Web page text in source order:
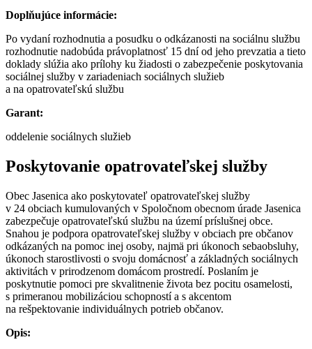
Doplňujúce informácie:
Po vydaní rozhodnutia a posudku o odkázanosti na sociálnu službu
rozhodnutie nadobúda právoplatnosť 15 dní od jeho prevzatia a tieto
doklady slúžia ako prílohy ku žiadosti o zabezpečenie poskytovania
sociálnej služby v zariadeniach sociálnych služieb
a na opatrovateľskú službu
Garant:
oddelenie sociálnych služieb
Poskytovanie opatrovateľskej služby
Obec Jasenica ako poskytovateľ opatrovateľskej služby
v 24 obciach kumulovaných v Spoločnom obecnom úrade Jasenica
zabezpečuje opatrovateľskú službu na území príslušnej obce.
Snahou je podpora opatrovateľskej služby v obciach pre občanov
odkázaných na pomoc inej osoby, najmä pri úkonoch sebaobsluhy,
úkonoch starostlivosti o svoju domácnosť a základných sociálnych
aktivitách v prirodzenom domácom prostredí. Poslaním je
poskytnutie pomoci pre skvalitnenie života bez pocitu osamelosti,
s primeranou mobilizáciou schopností a s akcentom
na rešpektovanie individuálnych potrieb občanov.
Opis: